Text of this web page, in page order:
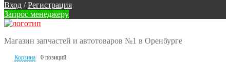
Вход / Регистрация
Запрос менеджеру
Магазин запчастей и автотоваров №1 в Оренбурге
Корзина
0 позиций